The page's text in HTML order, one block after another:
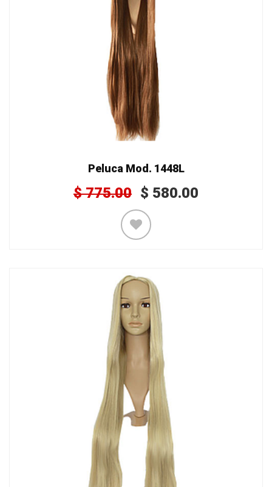
Peluca Mod. 1448L
$775.00 $ 580.00